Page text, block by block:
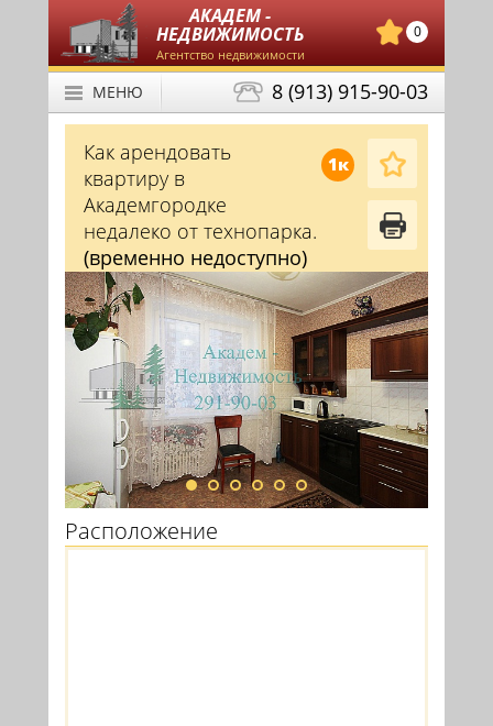
АКАДЕМ -
НЕДВИЖИМОСТЬ
Агентство недвижимости
0
8 (913) 915-90-03
МЕНЮ
1к
Как арендовать
квартиру в
Академгородке
недалеко от технопарка.
(временно недоступно)
Расположение